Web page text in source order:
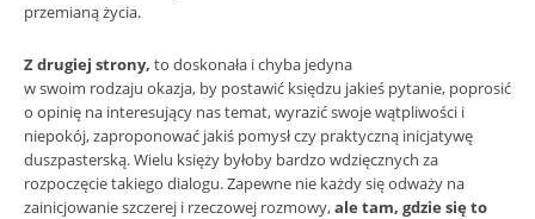
przemianą życia.
Z drugiej strony, to doskonała i chyba jedyna
w swoim rodzaju okazja, by postawić księdzu jakieś pytanie, poprosić
o opinię na interesujący nas temat, wyrazić swoje wątpliwości i
niepokój, zaproponować jakiś pomysł czy praktyczną inicjatywę
duszpasterską. Wielu księży byłoby bardzo wdzięcznych za
rozpoczęcie takiego dialogu. Zapewne nie każdy się odważy na
zainicjowanie szczerej i rzeczowej rozmowy,ale tam, gdzie się to